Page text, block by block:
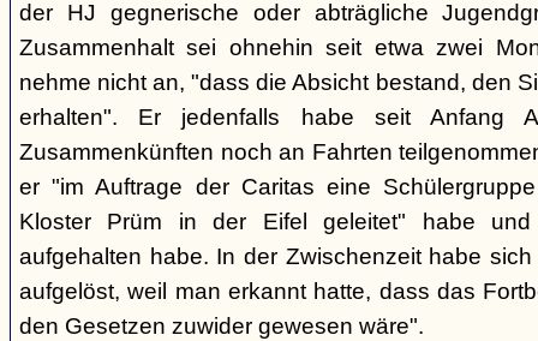
der HJ gegnerische oder abträgliche
Zusammenhalt sei ohnehin seit etwa zwei
nehme nicht an, "dass die Absicht bestand, den
erhalten". Er jedenfalls habe seit Anfang
Zusammenkünften noch an Fahrten
er "im Auftrage der Caritas eine
Kloster Prüm in der Eifel geleitet" habe
aufgehalten habe. In der Zwischenzeit habe
aufgelöst, weil man erkannt hatte, dass das
den Gesetzen zuwider gewesen wäre".